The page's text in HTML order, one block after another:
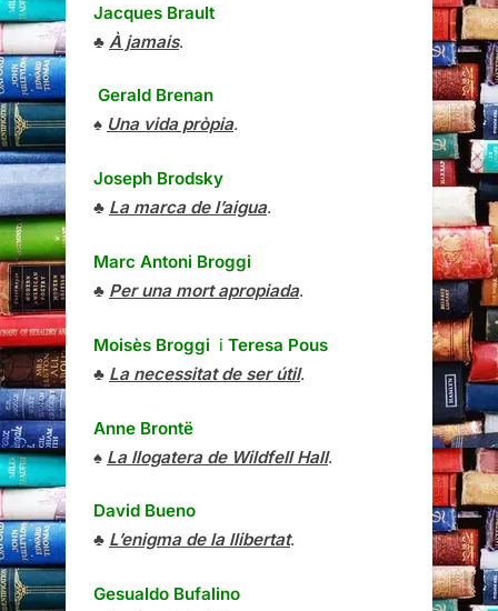
Jacques Brault
♣ À jamais.
Gerald Brenan
♠ Una vida pròpia.
Joseph Brodsky
♣ La marca de l’aigua.
Marc Antoni Broggi
♣ Per una mort apropiada.
Moisès Broggi i Teresa Pous
♣ La necessitat de ser útil.
Anne Brontë
♠ La llogatera de Wildfell Hall.
David Bueno
♣ L’enigma de la llibertat.
Gesualdo Bufalino